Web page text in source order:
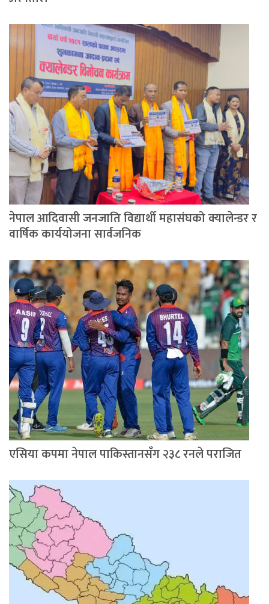
नेपाल आदिवासी जनजाति विद्यार्थी महासंघको क्यालेन्डर र
वार्षिक कार्ययोजना सार्वजनिक
एसिया कपमा नेपाल पाकिस्तानसँग २३८ रनले पराजित